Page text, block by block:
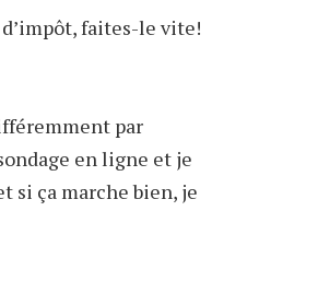
faites-le vite!
par
en ligne et je
si ça marche bien, je